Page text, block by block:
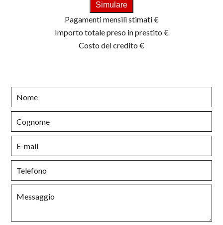
Simulare
Pagamenti mensili stimati€
Importo totale preso in prestito €
Costo del credito €